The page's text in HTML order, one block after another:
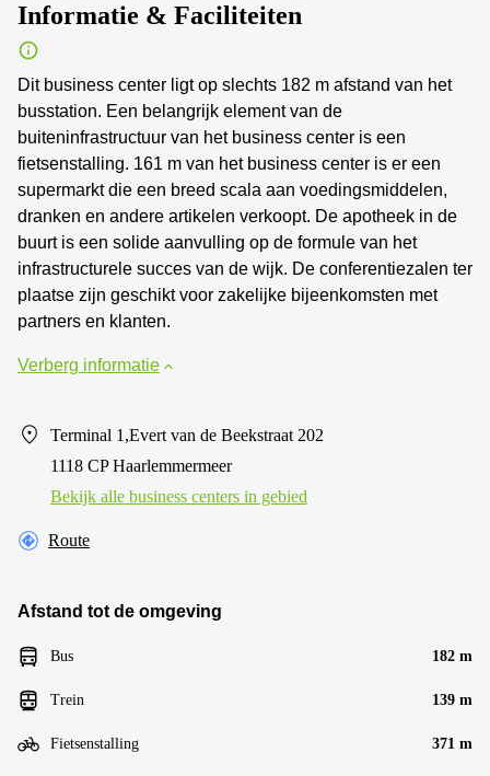
Informatie & Faciliteiten
Dit business center ligt op slechts 182 m afstand van het
busstation. Een belangrijk element van de
buiteninfrastructuur van het business center is een
fietsenstalling. 161 m van het business center is er een
supermarkt die een breed scala aan voedingsmiddelen,
dranken en andere artikelen verkoopt. De apotheek in de
buurt is een solide aanvulling op de formule van het
infrastructurele succes van de wijk. De conferentiezalen ter
plaatse zijn geschikt voor zakelijke bijeenkomsten met
partners en klanten.
Verberg informatie
Terminal 1,Evert van de Beekstraat 202
1118 CP Haarlemmermeer
Bekijk alle business centers in gebied
Route
Afstand tot de omgeving
Bus 182 m
Trein 139 m
Fietsenstalling 371 m